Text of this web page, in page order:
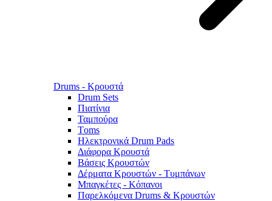
Drums - Κρουστά
Drum Sets
Πιατίνια
Ταμπούρα
Τoms
Ηλεκτρονικά Drum Pads
Διάφορα Κρουστά
Βάσεις Κρουστών
Δέρματα Κρουστών - Τυμπάνων
Μπαγκέτες - Κόπανοι
Παρελκόμενα Drums & Κρουστών